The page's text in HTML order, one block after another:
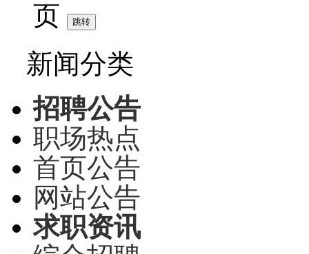
页
新闻分类
招聘公告
职场热点
首页公告
网站公告
求职资讯